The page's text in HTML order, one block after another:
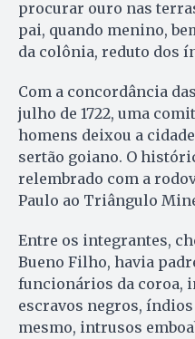
procurar ouro nas
pai, quando menino,
da colônia, reduto dos
Com a concordância
julho de 1722, uma
homens deixou a
sertão goiano. O
relembrado com a
Paulo ao Triângulo
Entre os integrantes,
Bueno Filho, havia
funcionários da coroa,
escravos negros,
mesmo, intrusos